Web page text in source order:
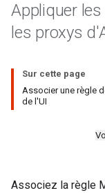
Appliquer
les proxys
Sur cette page
Associer une règle
de l'UI
Associez la règle